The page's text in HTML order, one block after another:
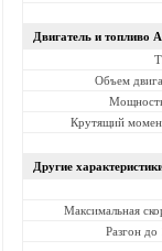
Двигатель и топливо
Объем
Крутящий
Другие
Максимальная
Разгон до